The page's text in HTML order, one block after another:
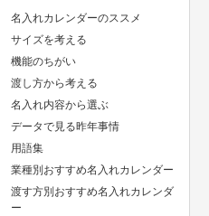
名入れカレンダーのススメ
サイズを考える
機能のちがい
渡し方から考える
名入れ内容から選ぶ
データで見る昨年事情
用語集
業種別おすすめ名入れカレンダー
渡す方別おすすめ名入れカレンダ
ー